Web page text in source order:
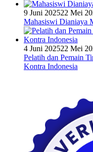
9 Juni 202522 Mei
Mahasiswi Dianiaya
4 Juni 202522 Mei
Pelatih dan Pemain
Kontra Indonesia